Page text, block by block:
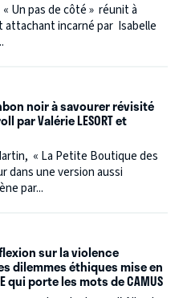
Un pas de côté » réunit à
attachant incarné par Isabelle
noir à savourer révisité
par Valérie LESORT et
« La Petite Boutique des
dans une version aussi
par...
sur la violence
dilemmes éthiques mise en
qui porte les mots de CAMUS